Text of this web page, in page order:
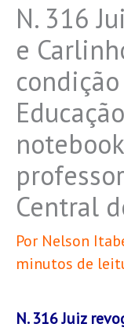
N. 316
e
Central
Por Nelson
minutos de
N. 316 Juiz